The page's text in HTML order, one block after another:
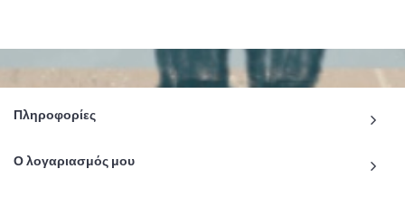
Πληροφορίες
Ο λογαριασμός μου